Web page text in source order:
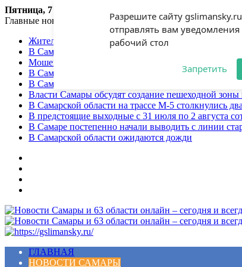
Разрешите сайту gslimansky.ru
отправлять вам уведомления
рабочий стол
Запретить
Пятница, 7 августа 2026
Главные новости
Жительница Самарского региона стала жертвой
В Самарской области объявлен желтый уровень
Мошенники продолжают использовать приёмы
В Самарской области сохранится теплая погода
В Самарской области ожидаются грозы
Власти Самары обсудят создание пешеходной
В Самарской области на трассе М-5 столкнулись
В предстоящие выходные с 31 июля по 2 августа
В Самаре постепенно начали выводить с линии
В Самарской области ожидаются дожди
Меню
ГЛАВНАЯ
НОВОСТИ САМАРЫ